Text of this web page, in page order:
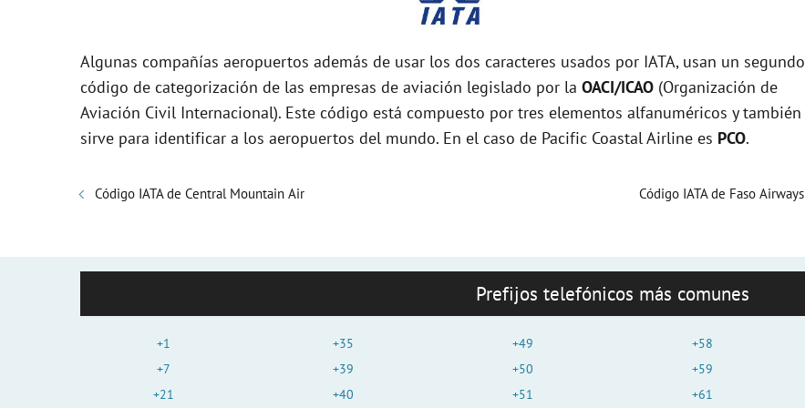
Algunas compañías aeropuertos además de usar los dos caracteres usados por IATA, usan un segundo
código de categorización de las empresas de aviación legislado por la OACI/ICAO (Organización de
Aviación Civil Internacional). Este código está compuesto por tres elementos alfanuméricos y también
sirve para identificar a los aeropuertos del mundo. En el caso de Pacific Coastal Airline es PCO.
Código IATA de Central Mountain Air Código IATA de Faso Airways
Prefijos telefónicos más comunes
+1
+7
+21
+35
+39
+40
+49
+50
+51
+58
+59
+61